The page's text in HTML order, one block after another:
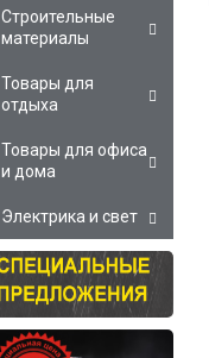
Строительные
материалы
Товары для
отдыха
Товары для офиса
и дома
Электрика и свет